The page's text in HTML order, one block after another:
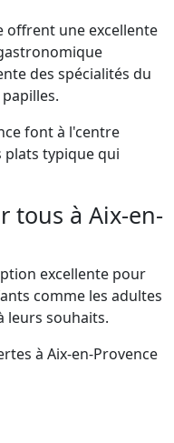
offrent une excellente
des spécialités du
font à l'centre
plats typique qui
tous à Aix-en-
excellente pour
comme les adultes
leurs souhaits.
à Aix-en-Provence